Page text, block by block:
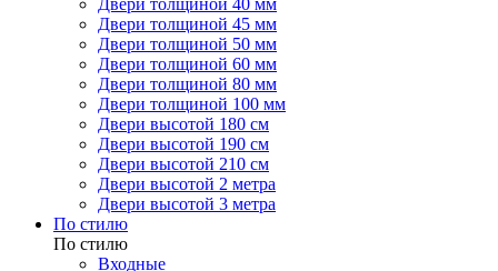
Двери толщиной 40 мм
Двери толщиной 45 мм
Двери толщиной 50 мм
Двери толщиной 60 мм
Двери толщиной 80 мм
Двери толщиной 100 мм
Двери высотой 180 см
Двери высотой 190 см
Двери высотой 210 см
Двери высотой 2 метра
Двери высотой 3 метра
По стилю
По стилю
Входные